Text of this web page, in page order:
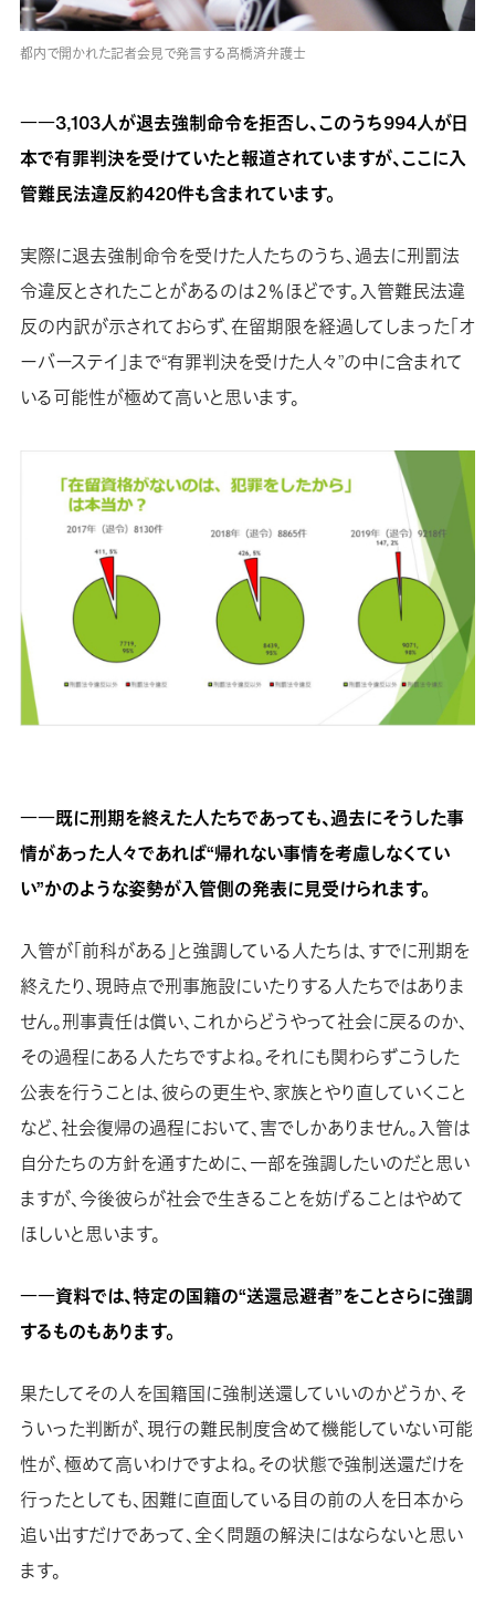
都内で開かれた記者会見で発言する髙橋済弁護士
――3,103人が退去強制命令を拒否し、このうち994人が日
本で有罪判決を受けていたと報道されていますが、ここに入
管難民法違反約420件も含まれています。
実際に退去強制命令を受けた人たちのうち、過去に刑罰法
令違反とされたことがあるのは２％ほどです。入管難民法違
反の内訳が示されておらず、在留期限を経過してしまった「オ
ーバーステイ」まで“有罪判決を受けた人々”の中に含まれて
いる可能性が極めて高いと思います。
――既に刑期を終えた人たちであっても、過去にそうした事
情があった人々であれば“帰れない事情を考慮しなくてい
い”かのような姿勢が入管側の発表に見受けられます。
入管が「前科がある」と強調している人たちは、すでに刑期を
終えたり、現時点で刑事施設にいたりする人たちではありま
せん。刑事責任は償い、これからどうやって社会に戻るのか、
その過程にある人たちですよね。それにも関わらずこうした
公表を行うことは、彼らの更生や、家族とやり直していくこと
など、社会復帰の過程において、害でしかありません。入管は
自分たちの方針を通すために、一部を強調したいのだと思い
ますが、今後彼らが社会で生きることを妨げることはやめて
ほしいと思います。
――資料では、特定の国籍の“送還忌避者”をことさらに強調
するものもあります。
果たしてその人を国籍国に強制送還していいのかどうか、そ
ういった判断が、現行の難民制度含めて機能していない可能
性が、極めて高いわけですよね。その状態で強制送還だけを
行ったとしても、困難に直面している目の前の人を日本から
追い出すだけであって、全く問題の解決にはならないと思い
ます。